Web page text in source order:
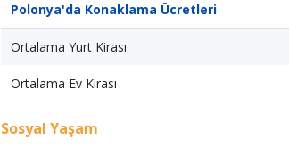
Polonya'da Konaklama Ücretleri
Ortalama Yurt Kirası
Ortalama Ev Kirası
Sosyal Yaşam